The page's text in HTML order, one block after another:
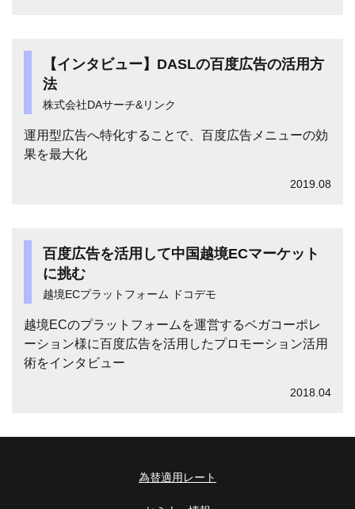
【インタビュー】DASLの百度広告の活用方
法
株式会社DAサーチ&リンク
運用型広告へ特化することで、百度広告メニューの効
果を最大化
2019.08
百度広告を活用して中国越境ECマーケット
に挑む
越境ECプラットフォーム ドコデモ
越境ECのプラットフォームを運営するベガコーポレ
ーション様に百度広告を活用したプロモーション活用
術をインタビュー
2018.04
為替適用レート